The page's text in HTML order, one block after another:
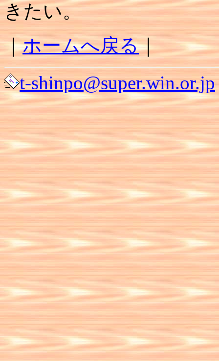
きたい。
｜ホームへ戻る｜
t-shinpo@super.win.or.jp